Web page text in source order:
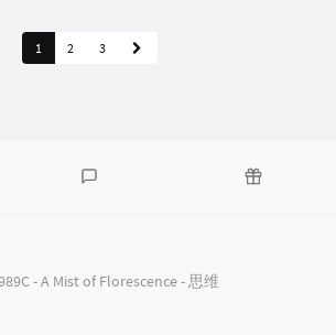
1 2 3
论
- A Mist of Florescence - 思维